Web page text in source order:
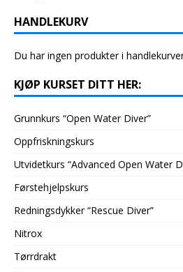
HANDLEKURV
Du har ingen produkter i
KJØP KURSET DITT HER:
Grunnkurs “Open Water Diver”
Oppfriskningskurs
Utvidetkurs “Advanced Open Water
Førstehjelpskurs
Redningsdykker “Rescue Diver”
Nitrox
Tørrdrakt